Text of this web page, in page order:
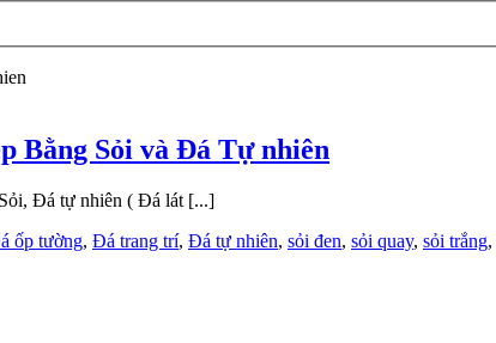
Bằng Sỏi và Đá Tự nhiên
Đá tự nhiên ( Đá lát [...]
ốp tường, Đá trang trí, Đá tự nhiên, sỏi đen, sỏi quay, sỏi trắng,